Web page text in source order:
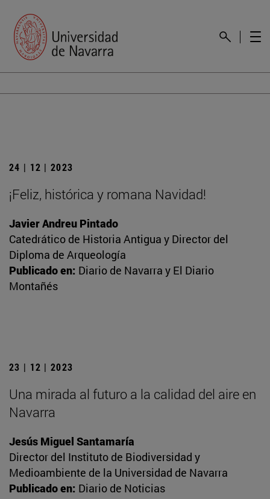
24 | 12 | 2023
¡Feliz, histórica y romana Navidad!
Javier Andreu Pintado
Catedrático de Historia Antigua y Director del
Diploma de Arqueología
Publicado en: Diario de Navarra y El Diario
Montañés
23 | 12 | 2023
Una mirada al futuro a la calidad del aire en
Navarra
Jesús Miguel Santamaría
Director del Instituto de Biodiversidad y
Medioambiente de la Universidad de Navarra
Publicado en: Diario de Noticias